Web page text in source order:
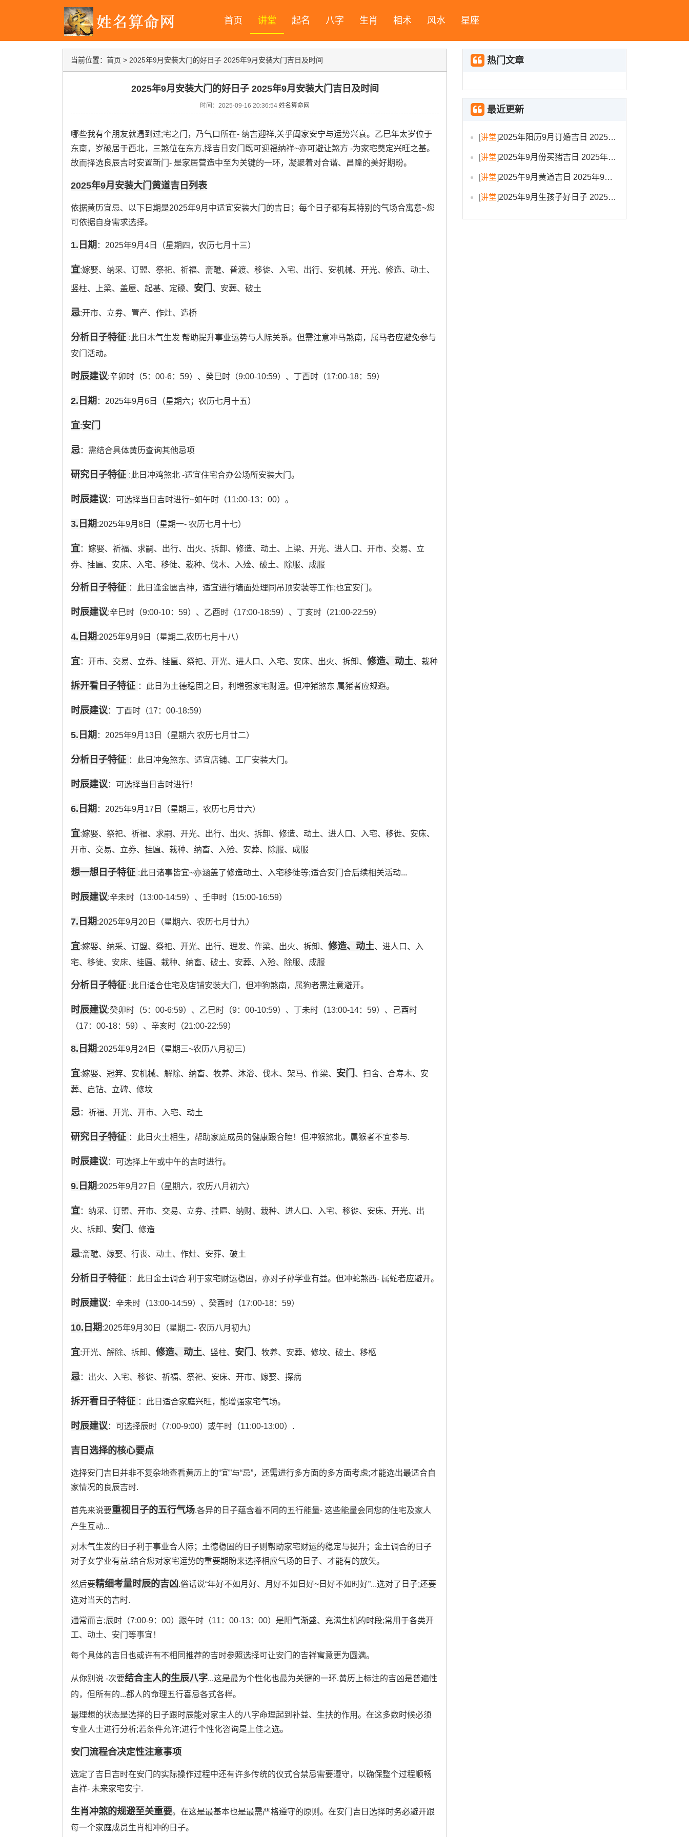
首页 讲堂 起名 八字 生肖 相术 风水 星座
当前位置： 首页 > 2025年9月安装大门的好日子 2025年9月安装大门吉日及时间
2025年9月安装大门的好日子 2025年9月安装大门吉日及时间
时间：2025-09-16 20:36:54 姓名算命网
哪些我有个朋友就遇到过;宅之门，乃气口所在- 纳吉迎祥,关乎阖家安宁与运势兴衰。乙巳年太岁位于
东南，岁破居于西北，三煞位在东方,择吉日安门既可迎福纳祥~亦可避让煞方 -为家宅奠定兴旺之基。
故而择选良辰吉时安置新门- 是家居营造中至为关键的一环，凝聚着对合谐、昌隆的美好期盼。
2025年9月安装大门黄道吉日列表
依据黄历宜忌、以下日期是2025年9月中适宜安装大门的吉日；每个日子都有其特别的气场合寓意~您
可依据自身需求选择。
1.日期 ：2025年9月4日（星期四，农历七月十三）
宜:嫁娶、纳采、订盟、祭祀、祈福、斋醮、普渡、移徙、入宅、出行、安机械、开光、修造、动土、
竖柱、上梁、盖屋、起基、定磉、 安门 、安葬、破土
忌:开市、立券、置产、作灶、造桥
分析日子特征 :此日木气生发 帮助提升事业运势与人际关系。但需注意冲马煞南，属马者应避免参与
安门活动。
时辰建议:辛卯时（5：00-6：59）、癸巳时（9:00-10:59）、丁酉时（17:00-18：59）
2.日期 ：2025年9月6日（星期六；农历七月十五）
宜:安门
忌：需结合具体黄历查询其他忌项
研究日子特征 :此日冲鸡煞北 -适宜住宅合办公场所安装大门。
时辰建议 ：可选择当日吉时进行~如午时（11:00-13：00）。
3.日期:2025年9月8日（星期一- 农历七月十七）
宜：嫁娶、祈福、求嗣、出行、出火、拆卸、修造、动土、上梁、开光、进人口、开市、交易、立
券、挂匾、安床、入宅、移徙、栽种、伐木、入殓、破土、除服、成服
分析日子特征 ：此日逢金匮吉神，适宜进行墙面处理同吊顶安装等工作;也宜安门。
时辰建议:辛巳时（9:00-10：59）、乙酉时（17:00-18:59）、丁亥时（21:00-22:59）
4.日期:2025年9月9日（星期二,农历七月十八）
宜：开市、交易、立券、挂匾、祭祀、开光、进人口、入宅、安床、出火、拆卸、 修造、动土、栽种
拆开看日子特征 ：此日为土德稳固之日，利增强家宅财运。但冲猪煞东 属猪者应规避。
时辰建议 ：丁酉时（17：00-18:59）
5.日期 ：2025年9月13日（星期六 农历七月廿二）
分析日子特征 ：此日冲兔煞东、适宜店铺、工厂安装大门。
时辰建议 ：可选择当日吉时进行！
6.日期 ：2025年9月17日（星期三，农历七月廿六）
宜:嫁娶、祭祀、祈福、求嗣、开光、出行、出火、拆卸、修造、动土、进人口、入宅、移徙、安床、
开市、交易、立券、挂匾、栽种、纳畜、入殓、安葬、除服、成服
想一想日子特征 :此日诸事皆宜~亦涵盖了修造动土、入宅移徙等;适合安门合后续相关活动...
时辰建议:辛未时（13:00-14:59）、壬申时（15:00-16:59）
7.日期:2025年9月20日（星期六、农历七月廿九）
宜:嫁娶、纳采、订盟、祭祀、开光、出行、理发、作梁、出火、拆卸、 修造、动土、进人口、入
宅、移徙、安床、挂匾、栽种、纳畜、破土、安葬、入殓、除服、成服
分析日子特征 :此日适合住宅及店铺安装大门，但冲狗煞南，属狗者需注意避开。
时辰建议:癸卯时（5：00-6:59）、乙巳时（9：00-10:59）、丁未时（13:00-14：59）、己酉时
（17：00-18：59）、辛亥时（21:00-22:59）
8.日期:2025年9月24日（星期三~农历八月初三）
宜:嫁娶、冠笄、安机械、解除、纳畜、牧养、沐浴、伐木、架马、作梁、 安门 、扫舍、合寿木、安
葬、启钻、立碑、修坟
忌：祈福、开光、开市、入宅、动土
研究日子特征 ：此日火土相生，帮助家庭成员的健康跟合睦！但冲猴煞北，属猴者不宜参与.
时辰建议 ：可选择上午或中午的吉时进行。
9.日期:2025年9月27日（星期六，农历八月初六）
宜：纳采、订盟、开市、交易、立券、挂匾、纳财、栽种、进人口、入宅、移徙、安床、开光、出
火、拆卸、 安门 、修造
忌:斋醮、嫁娶、行丧、动土、作灶、安葬、破土
分析日子特征 ：此日金土调合 利于家宅财运稳固，亦对子孙学业有益。但冲蛇煞西- 属蛇者应避开。
时辰建议 ：辛未时（13:00-14:59）、癸酉时（17:00-18：59）
10.日期:2025年9月30日（星期二- 农历八月初九）
宜:开光、解除、拆卸、 修造、动土、竖柱、 安门 、牧养、安葬、修坟、破土、移柩
忌：出火、入宅、移徙、祈福、祭祀、安床、开市、嫁娶、探病
拆开看日子特征 ：此日适合家庭兴旺，能增强家宅气场。
时辰建议 ：可选择辰时（7:00-9:00）或午时（11:00-13:00）.
吉日选择的核心要点
选择安门吉日并非不复杂地查看黄历上的“宜”与“忌”，还需进行多方面的多方面考虑;才能选出最适合自
家情况的良辰吉时.
首先来说要重视日子的五行气场.各异的日子蕴含着不同的五行能量- 这些能量会同您的住宅及家人
产生互动...
对木气生发的日子利于事业合人际；土德稳固的日子则帮助家宅财运的稳定与提升；金土调合的日子
对子女学业有益.结合您对家宅运势的重要期盼来选择相应气场的日子、才能有的放矢。
然后要精细考量时辰的吉凶.俗话说“年好不如月好、月好不如日好~日好不如时好”...选对了日子;还要
选对当天的吉时.
通常而言;辰时（7:00-9：00）跟午时（11：00-13：00）是阳气渐盛、充满生机的时段;常用于各类开
工、动土、安门等事宜！
每个具体的吉日也或许有不相同推荐的吉时参照选择可让安门的吉祥寓意更为圆满。
从你别说 -次要结合主人的生辰八字...这是最为个性化也最为关键的一环.黄历上标注的吉凶是普遍性
的，但所有的...都人的命理五行喜忌各式各样。
最理想的状态是选择的日子跟时辰能对家主人的八字命理起到补益、生扶的作用。在这多数时候必须
专业人士进行分析;若条件允许;进行个性化咨询是上佳之选。
安门流程合决定性注意事项
选定了吉日吉时在安门的实际操作过程中还有许多传统的仪式合禁忌需要遵守，以确保整个过程顺畅
吉祥- 未来家宅安宁.
生肖冲煞的规避至关重要。在这是最基本也是最需严格遵守的原则。在安门吉日选择时务必避开跟
每一个家庭成员生肖相冲的日子。
热门文章
最近更新
[讲堂]2025年阳历9月订婚吉日 2025年9月订婚吉日有哪几天
[讲堂]2025年9月份买猪吉日 2025年9月买猪进圈吉日
[讲堂]2025午9月黄道吉日 2025年9月黄道吉日一览表大全
[讲堂]2025年9月生孩子好日子 2025年9月哪天生孩子比较好